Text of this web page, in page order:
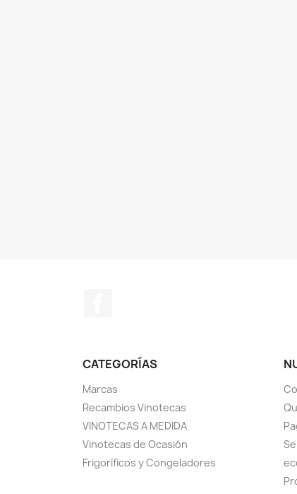
CATEGORÍAS
Marcas
Recambios Vinotecas
VINOTECAS A MEDIDA
Vinotecas de Ocasión
Frigoríficos y Congeladores